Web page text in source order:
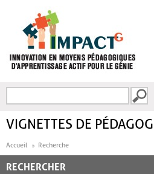
FORMULAIRE DE
VIGNETTES DE
Accueil Recherche
RECHERCHER